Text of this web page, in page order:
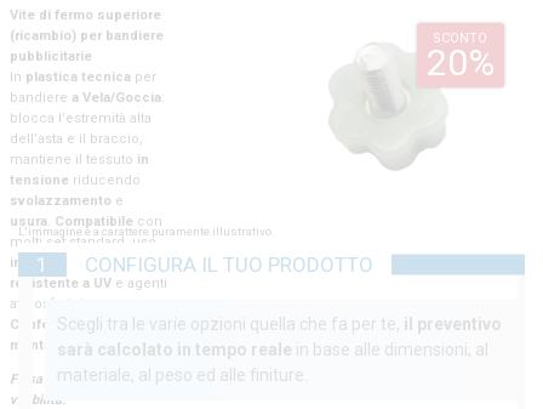
Vite di fermo superiore
(ricambio) per bandiere
pubblicitarie
In plastica tecnicaper
bandiere a Vela/Goccia:
blocca l’estremità alta
dell’asta e il braccio,
mantiene il tessuto in
tensione riducendo
svolazzamento e
usura. Compatibile con
molti set standard, uso
indoor/outdoor,
resistente a UVe agenti
atmosferici.
Confezione: 1 pezzo –
montaggio rapido.
Fissa in cima, massima
visibilità.
L'immagine è a carattere puramente illustrativo.
SCONTO
20%
1 CONFIGURA IL TUO PRODOTTO
Scegli tra le varie opzioni quella che fa per te, il preventivo
sarà calcolato in tempo reale in base alle dimensioni, al
materiale, al peso ed alle finiture.